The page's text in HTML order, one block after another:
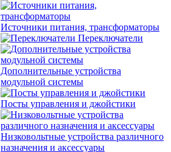
Источники питания, трансформаторы
Переключатели
Дополнительные устройства
модульной системы
Посты управления и джойстики
Низковольтные устройства различного
назначения и аксессуары